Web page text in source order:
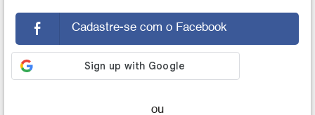
Cadastre-se com o Facebook